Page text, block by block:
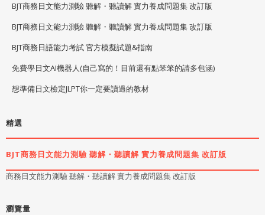
BJT商務日文能力測驗 聽解・聽讀解 實力養成問題集 改訂版
BJT商務日文能力測驗 聽解・聽讀解 實力養成問題集 改訂版
BJT商務日語能力考試 官方模擬試題&指南
免費學日文AI機器人(自己寫的！目前還有點笨笨的請多包涵)
想準備日文檢定JLPT你一定要讀過的教材
精選
BJT商務日文能力測驗 聽解・聽讀解 實力養成問題集 改訂版
商務日文能力測驗 聽解・聽讀解 實力養成問題集 改訂版
瀏覽量